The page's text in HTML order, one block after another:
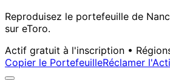
Reproduisez le portefeuille de
sur eToro.
Actif gratuit à l'inscription •
Copier le PortefeuilleRéclamer